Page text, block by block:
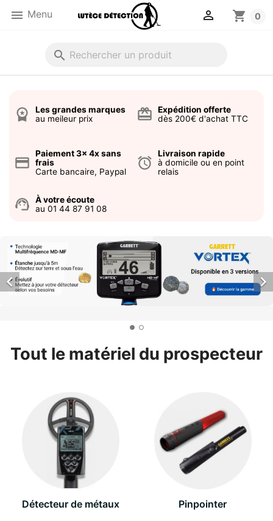
 Menu shopping_cart 0

search
workspace_premium
Les grandes marques
au meileur prix
card_giftcard
Expédition offerte
dès 200€ d'achat TTC
credit_card
Paiement 3x 4x sans
frais
Carte bancaire, Paypal
alarm
Livraison rapide
à domicile ou en point
relais
support_agent
À votre écoute
au 01 44 87 91 08
Tout le matériel du prospecteur
Détecteur de métaux Pinpointer
 